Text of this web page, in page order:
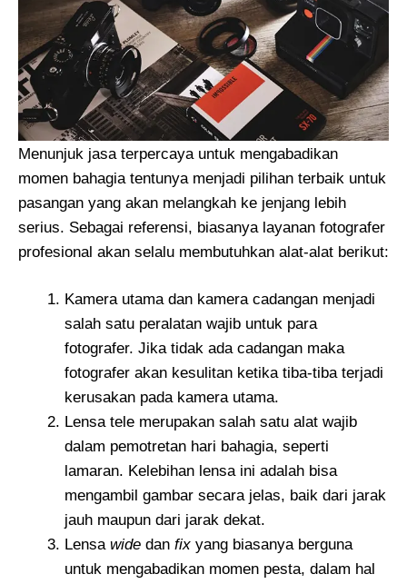
Menunjuk jasa terpercaya untuk mengabadikan
momen bahagia tentunya menjadi pilihan terbaik untuk
pasangan yang akan melangkah ke jenjang lebih
serius. Sebagai referensi, biasanya layanan fotografer
profesional akan selalu membutuhkan alat-alat berikut:
Kamera utama dan kamera cadangan menjadi
salah satu peralatan wajib untuk para
fotografer. Jika tidak ada cadangan maka
fotografer akan kesulitan ketika tiba-tiba terjadi
kerusakan pada kamera utama.
Lensa tele merupakan salah satu alat wajib
dalam pemotretan hari bahagia, seperti
lamaran. Kelebihan lensa ini adalah bisa
mengambil gambar secara jelas, baik dari jarak
jauh maupun dari jarak dekat.
Lensa wide dan fix yang biasanya berguna
untuk mengabadikan momen pesta, dalam hal